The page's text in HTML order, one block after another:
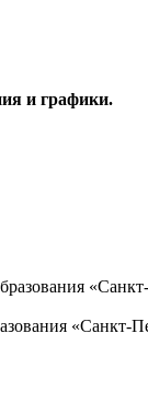
и графики.